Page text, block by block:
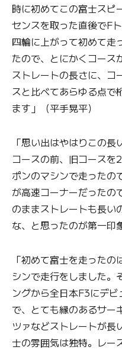
時に初めてこの富士スピ
センスを取った直後でF
四輪に上がって初めて走
たので、とにかくコース
ストレートの長さに、コ
スと比べてあらゆる点で
ます」（平手晃平）
「思い出はやはりこの
コースの前、旧コース
ポンのマシンで走ったの
が高速コーナーだったの
のままストレートも長い
な、と思ったのが第一印
「初めて富士を走った
シンで走行をしました。
ングから全日本F3にデ
で、とても縁のあるサー
ツァなどストレートが長
士の雰囲気は独特。レー